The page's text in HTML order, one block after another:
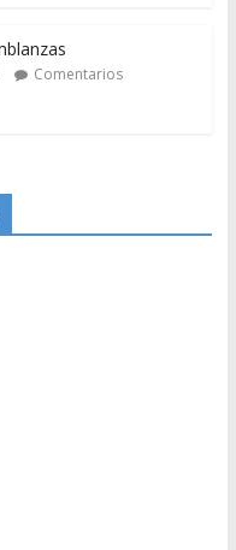
Comentarios